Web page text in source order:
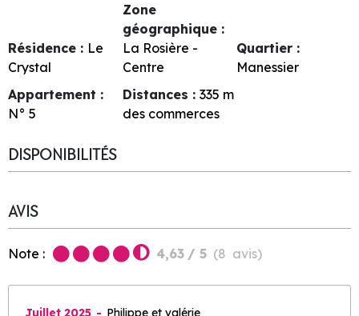
Résidence : Le
Crystal
Zone
géographique :
La Rosière -
Centre
Quartier :
Manessier
Appartement :
N° 5
Distances : 335 m
des commerces
DISPONIBILITÉS
AVIS
Note : 4,63 / 5 (8 avis)
Juillet 2025 Philippe et valérie